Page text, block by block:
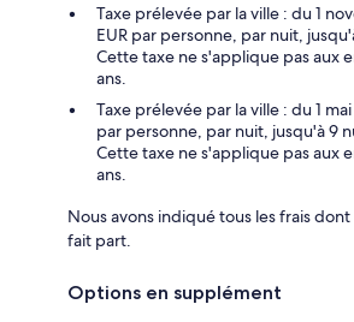
Taxe prélevée par la ville : du 1
EUR par personne, par nuit,
Cette taxe ne s'applique pas aux
ans.
Taxe prélevée par la ville : du 1
par personne, par nuit, jusqu'à 9
Cette taxe ne s'applique pas aux
ans.
Nous avons indiqué tous les frais
fait part.
Options en supplément